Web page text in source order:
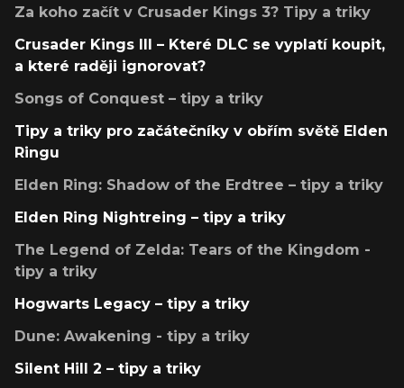
Za koho začít v Crusader Kings 3? Tipy a triky
Crusader Kings III – Které DLC se vyplatí koupit,
a které raději ignorovat?
Songs of Conquest – tipy a triky
Tipy a triky pro začátečníky v obřím světě Elden
Ringu
Elden Ring: Shadow of the Erdtree – tipy a triky
Elden Ring Nightreing – tipy a triky
The Legend of Zelda: Tears of the Kingdom -
tipy a triky
Hogwarts Legacy – tipy a triky
Dune: Awakening - tipy a triky
Silent Hill 2 – tipy a triky